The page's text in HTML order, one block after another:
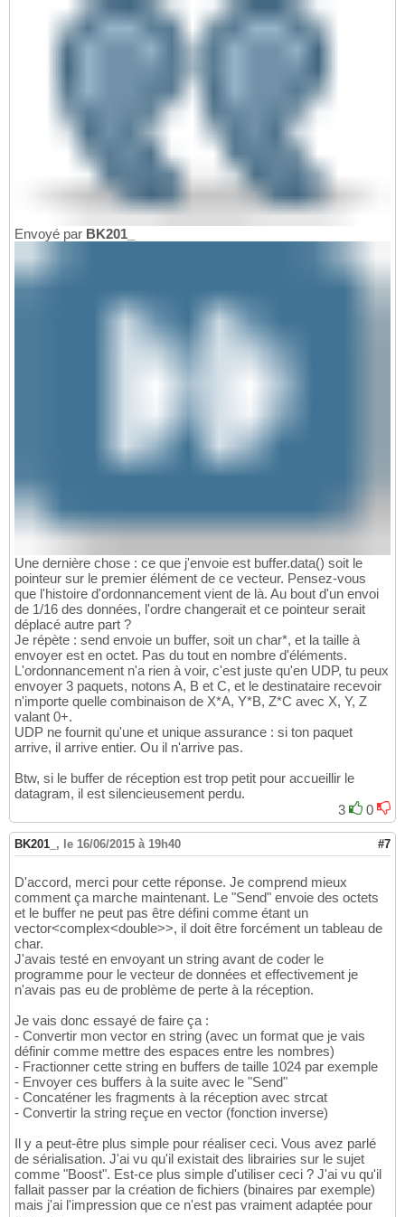
Envoyé par BK201_
Une dernière chose : ce que j'envoie est buffer.data() soit le
pointeur sur le premier élément de ce vecteur. Pensez-vous
que l'histoire d'ordonnancement vient de là. Au bout d'un envoi
de 1/16 des données, l'ordre changerait et ce pointeur serait
déplacé autre part ?
Je répète : send envoie un buffer, soit un char*, et la taille à
envoyer est en octet. Pas du tout en nombre d'éléments.
L'ordonnancement n'a rien à voir, c'est juste qu'en UDP, tu peux
envoyer 3 paquets, notons A, B et C, et le destinataire recevoir
n'importe quelle combinaison de X*A, Y*B, Z*C avec X, Y, Z
valant 0+.
UDP ne fournit qu'une et unique assurance : si ton paquet
arrive, il arrive entier. Ou il n'arrive pas.
Btw, si le buffer de réception est trop petit pour accueillir le
datagram, il est silencieusement perdu.
3
0
BK201_ , le 16/06/2015 à 19h40 #7
D'accord, merci pour cette réponse. Je comprend mieux
comment ça marche maintenant. Le "Send" envoie des octets
et le buffer ne peut pas être défini comme étant un
vector<complex<double>>, il doit être forcément un tableau de
char.
J'avais testé en envoyant un string avant de coder le
programme pour le vecteur de données et effectivement je
n'avais pas eu de problème de perte à la réception.
Je vais donc essayé de faire ça :
- Convertir mon vector en string (avec un format que je vais
définir comme mettre des espaces entre les nombres)
- Fractionner cette string en buffers de taille 1024 par exemple
- Envoyer ces buffers à la suite avec le "Send"
- Concaténer les fragments à la réception avec strcat
- Convertir la string reçue en vector (fonction inverse)
Il y a peut-être plus simple pour réaliser ceci. Vous avez parlé
de sérialisation. J'ai vu qu'il existait des librairies sur le sujet
comme "Boost". Est-ce plus simple d'utiliser ceci ? J'ai vu qu'il
fallait passer par la création de fichiers (binaires par exemple)
mais j'ai l'impression que ce n'est pas vraiment adaptée pour